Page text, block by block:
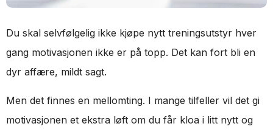
Du skal selvfølgelig ikke kjøpe nytt treningsutstyr hver
gang motivasjonen ikke er på topp. Det kan fort bli en
dyr affære, mildt sagt.
Men det finnes en mellomting. I mange tilfeller vil det gi
motivasjonen et ekstra løft om du får kloa i litt nytt og